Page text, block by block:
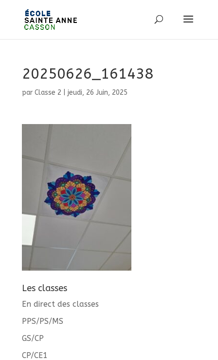
20250626_161438
par Classe 2 jeudi, 26 Juin, 2025
Les classes
En direct des classes
PPS/PS/MS
GS/CP
CP/CE1